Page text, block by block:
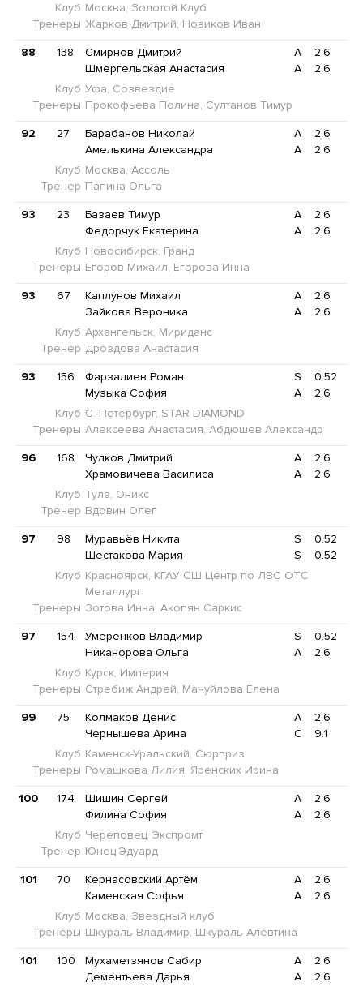
Клуб Москва, Золотой Клуб
Тренеры Жарков Дмитрий, Новиков Иван
88 138 Смирнов Дмитрий A
2.6
Шмергельская Анастасия
A
2.6
Клуб Уфа, Созвездие
Тренеры Прокофьева Полина, Султанов Тимур
92 27 Барабанов Николай A
2.6
Амелькина Александра
A
2.6
Клуб Москва, Ассоль
Тренер Папина Ольга
93 23 Базаев Тимур A
2.6
Федорчук Екатерина
A
2.6
Клуб Новосибирск, Гранд
Тренеры Егоров Михаил, Егорова Инна
93 67 Каплунов Михаил A
2.6
Зайкова Вероника
A
2.6
Клуб Архангельск, Мириданс
Тренер Дроздова Анастасия
93 156 Фарзалиев Роман S
0.52
Музыка София
A
2.6
Клуб С.-Петербург, STAR DIAMOND
Тренеры Алексеева Анастасия, Абдюшев Александр
96 168 Чулков Дмитрий A
2.6
Храмовичева Василиса
A
2.6
Клуб Тула, Оникс
Тренер Вдовин Олег
97 98 Муравьёв Никита S
0.52
Шестакова Мария
S
0.52
Клуб Красноярск, КГАУ СШ Центр по ЛВС ОТС
Металлург
Тренеры Зотова Инна, Акопян Саркис
97 154 Умеренков Владимир S
0.52
Никанорова Ольга
A
2.6
Клуб Курск, Империя
Тренеры Стребиж Андрей, Мануйлова Елена
99 75 Колмаков Денис A
2.6
Чернышева Арина
C
9.1
Клуб Каменск-Уральский, Сюрприз
Тренеры Ромашкова Лилия, Яренских Ирина
100 174 Шишин Сергей A
2.6
Филина София
A
2.6
Клуб Череповец, Экспромт
Тренер Юнец Эдуард
101 70 Кернасовский Артём A
2.6
Каменская Софья
A
2.6
Клуб Москва, Звездный клуб
Тренеры Шкураль Владимир, Шкураль Алевтина
101 100 Мухаметзянов Сабир A
2.6
Дементьева Дарья
A
2.6